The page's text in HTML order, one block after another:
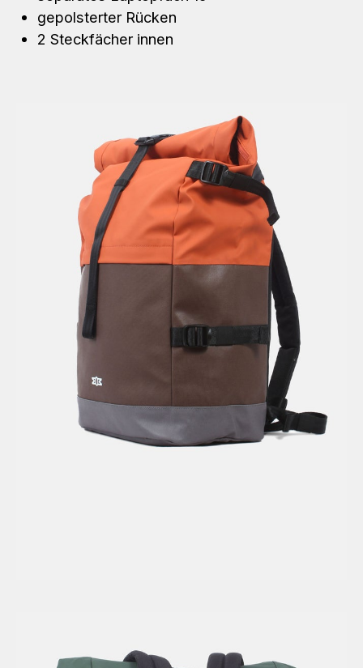
gepolsterter Rücken
2 Steckfächer innen